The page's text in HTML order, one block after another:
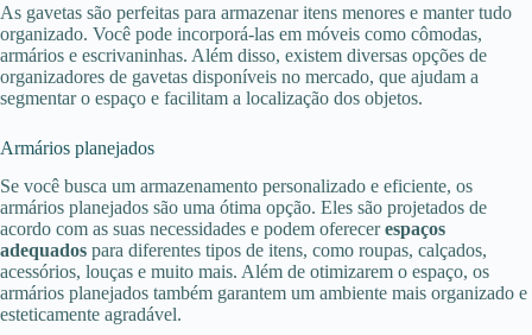
As gavetas são perfeitas para armazenar itens menores e manter tudo
organizado. Você pode incorporá-las em móveis como cômodas,
armários e escrivaninhas. Além disso, existem diversas opções de
organizadores de gavetas disponíveis no mercado, que ajudam a
segmentar o espaço e facilitam a localização dos objetos.
Armários planejados
Se você busca um armazenamento personalizado e eficiente, os
armários planejados são uma ótima opção. Eles são projetados de
acordo com as suas necessidades e podem oferecerespaços
adequados para diferentes tipos de itens, como roupas, calçados,
acessórios, louças e muito mais. Além de otimizarem o espaço, os
armários planejados também garantem um ambiente mais organizado e
esteticamente agradável.